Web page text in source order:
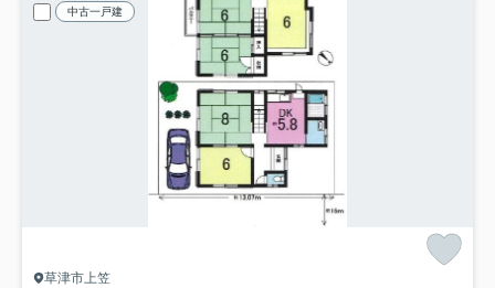
中古一戸建
草津市上笠